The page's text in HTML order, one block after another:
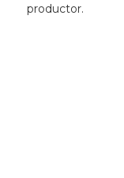
productor.